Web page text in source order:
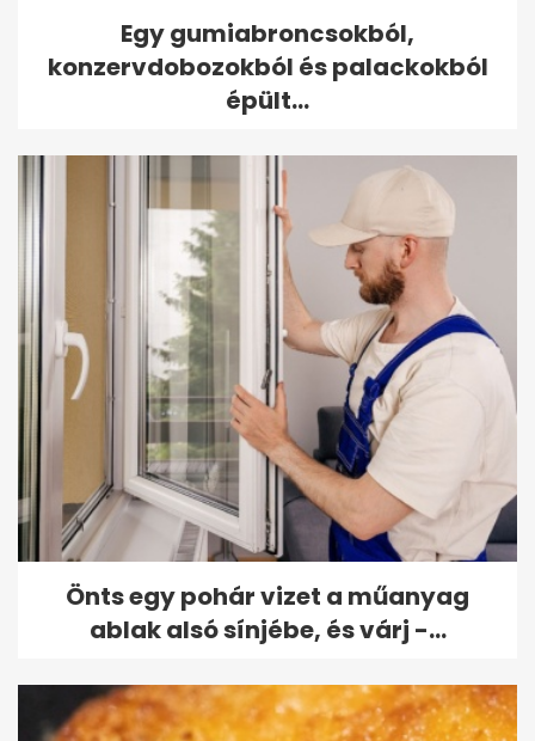
Egy gumiabroncsokból,
konzervdobozokból és palackokból
épült...
Önts egy pohár vizet a műanyag
ablak alsó sínjébe, és várj -...